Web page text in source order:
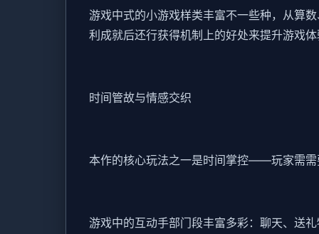
游戏中式的小游戏样类丰富不一些种，从算
利成就后还行获得机制上的好处来提升游戏
时间管故与情感交织
本作的核心玩法之一是时间掌控——玩家需需
游戏中的​​互动手部门段丰富多彩​​：聊天、送